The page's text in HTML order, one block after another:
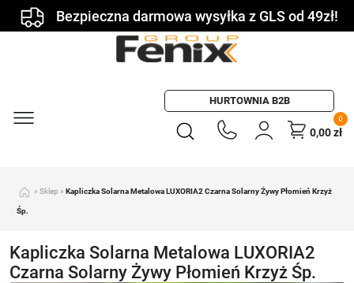
Bezpieczna darmowa wysyłka z GLS od 49zł!
HURTOWNIA B2B
0
0,00zł
» Sklep » Kapliczka Solarna Metalowa LUXORIA2 Czarna Solarny Żywy Płomień Krzyż
Śp.
Kapliczka Solarna Metalowa LUXORIA2
Czarna Solarny Żywy Płomień Krzyż Śp.